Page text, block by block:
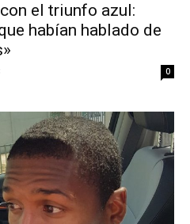
el triunfo azul:
habían hablado de
0